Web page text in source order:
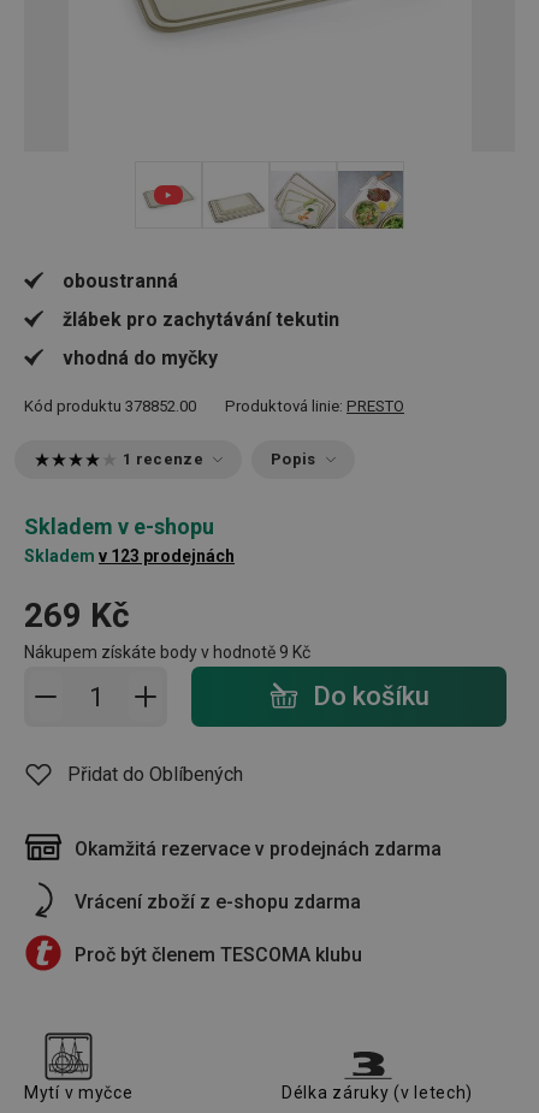
oboustranná
žlábek pro zachytávání tekutin
vhodná do myčky
Kód produktu 378852.00 Produktová linie: PRESTO
1 recenze Popis
Skladem v e-shopu
Skladem v 123 prodejnách
269 Kč
Nákupem získáte body v hodnotě 9 Kč
Přidat do košíku - počet Do košíku
Přidat do Oblíbených
Okamžitá rezervace v prodejnách zdarma
Vrácení zboží z e-shopu zdarma
Proč být členem TESCOMA klubu
Mytí v myčce Délka záruky (v letech)